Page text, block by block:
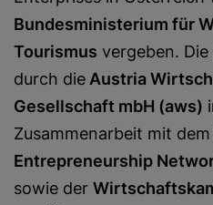
Bundesministerium für
Tourismus vergeben.
durch die Austria
Gesellschaft mbH (aws)
Zusammenarbeit mit dem
Entrepreneurship
sowie der